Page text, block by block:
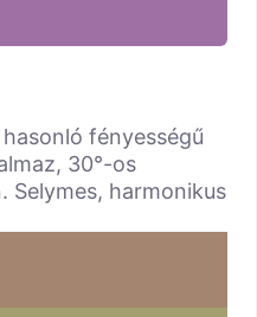
fényességű
30°-os
Selymes, harmonikus